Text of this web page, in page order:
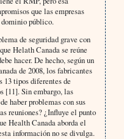
que las empresas
dominio público.
de seguridad grave con
Helath Canada se reúne
hacer. De hecho, según un
de 2008, los fabricantes
13 tipos diferentes de
[11]. Sin embargo, las
haber problemas con sus
reuniones? ¿Influye el punto
Health Canada aborda el
información no se divulga.